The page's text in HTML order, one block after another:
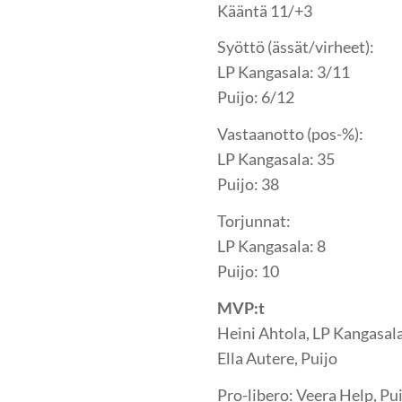
Kääntä 11/+3
Syöttö (ässät/virheet):
LP Kangasala: 3/11
Puijo: 6/12
Vastaanotto (pos-%):
LP Kangasala: 35
Puijo: 38
Torjunnat:
LP Kangasala: 8
Puijo: 10
MVP:t
Heini Ahtola, LP
Ella Autere, Puijo
Pro-libero: Veera Help,